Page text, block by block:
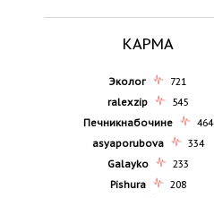
КАРМА
Эколог
721
ralexzip
545
Печникнабочине
464
asyaporubova
334
Galayko
233
Pishura
208